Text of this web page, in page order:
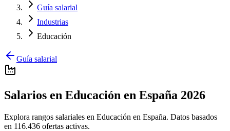
Guía salarial
Industrias
Educación
Guía salarial
Salarios en Educación en España 2026
Explora rangos salariales en Educación en España. Datos basados
en 116.436 ofertas activas.